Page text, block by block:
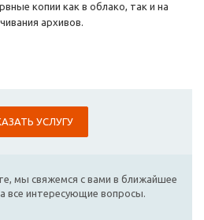
копии как в облако, так и на
архивов.
УСЛУГУ
мы свяжемся с вами в ближайшее
все интересующие вопросы.